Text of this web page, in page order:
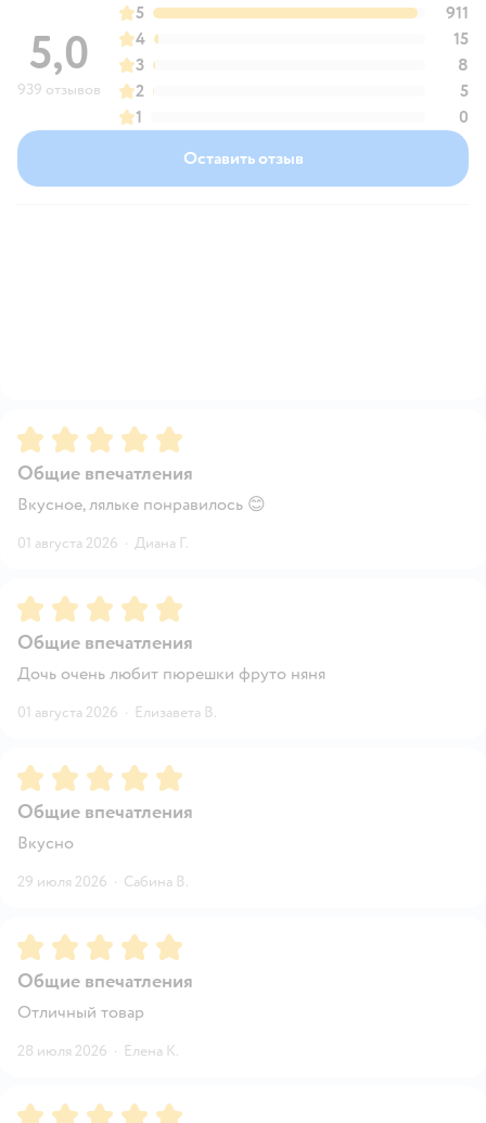
5,0
939 отзывов
5
911
4
15
3
8
2
5
1
0
Оставить отзыв
Рейтинг:5
Общие впечатления
Вкусное, ляльке понравилось 😊
01 августа 2026 · Диана Г.
Рейтинг:5
Общие впечатления
Дочь очень любит пюрешки фруто няня
01 августа 2026 · Елизавета В.
Рейтинг:5
Общие впечатления
Вкусно
29 июля 2026 · Сабина В.
Рейтинг:5
Общие впечатления
Отличный товар
28 июля 2026 · Елена К.
Рейтинг:5